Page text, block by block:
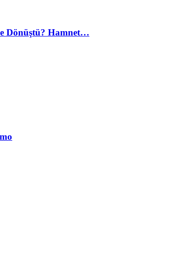
Dönüştü? Hamnet…